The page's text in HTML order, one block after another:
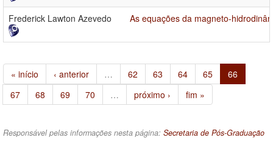
Frederick Lawton Azevedo As equações da magneto-
« início ‹ anterior … 62 63 64 65
66
67
68 69 70 … próximo › fim »
Responsável pelas informações nesta página: Secretaria de Pós-Graduação